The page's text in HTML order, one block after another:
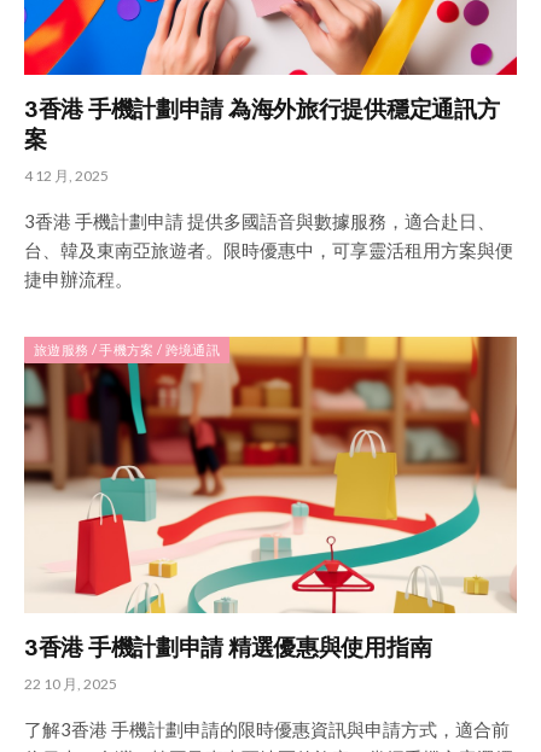
3香港 手機計劃申請 為海外旅行提供穩定通訊方
案
4 12 月, 2025
3香港 手機計劃申請 提供多國語音與數據服務，適合赴日、
台、韓及東南亞旅遊者。限時優惠中，可享靈活租用方案與便
捷申辦流程。
旅遊服務 / 手機方案 / 跨境通訊
3香港 手機計劃申請 精選優惠與使用指南
22 10 月, 2025
了解3香港 手機計劃申請的限時優惠資訊與申請方式，適合前